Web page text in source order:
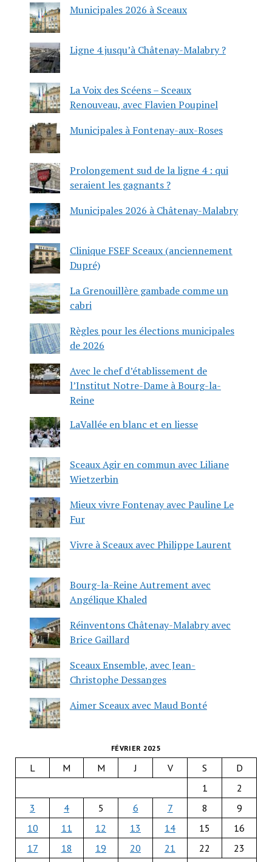
Municipales 2026 à Sceaux
Ligne 4 jusqu’à Châtenay-Malabry ?
La Voix des Scéens – Sceaux
Renouveau, avec Flavien Poupinel
Municipales à Fontenay-aux-Roses
Prolongement sud de la ligne 4 : qui
seraient les gagnants ?
Municipales 2026 à Châtenay-Malabry
Clinique FSEF Sceaux (anciennement
Dupré)
La Grenouillère gambade comme un
cabri
Règles pour les élections municipales
de 2026
Avec le chef d’établissement de
l’Institut Notre-Dame à Bourg-la-
Reine
LaVallée en blanc et en liesse
Sceaux Agir en commun avec Liliane
Wietzerbin
Mieux vivre Fontenay avec Pauline Le
Fur
Vivre à Sceaux avec Philippe Laurent
Bourg-la-Reine Autrement avec
Angélique Khaled
Réinventons Châtenay-Malabry avec
Brice Gaillard
Sceaux Ensemble, avec Jean-
Christophe Dessanges
Aimer Sceaux avec Maud Bonté
FÉVRIER 2025
L M M J V S
D
1
2
3
4 5 6 7 8
9
10
11 12 13 14 15
16
17
18 19 20 21 22
23